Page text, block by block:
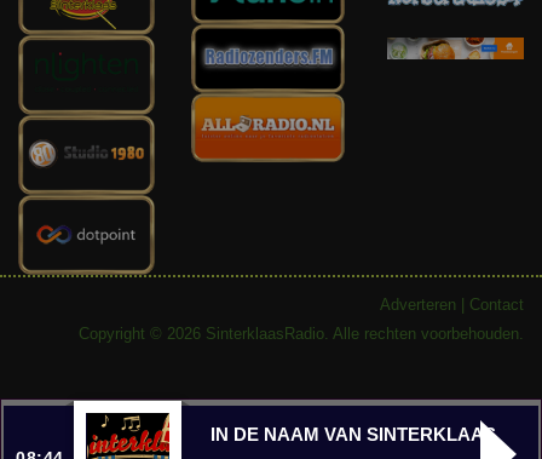
Adverteren
Contact
Copyright © 2026 SinterklaasRadio. Alle rechten voorbehouden.
IN DE NAAM VAN SINTERKLAAS